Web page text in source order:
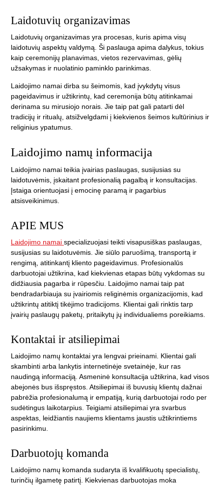
Laidotuvių organizavimas
Laidotuvių organizavimas yra procesas, kuris apima visų
laidotuvių aspektų valdymą. Ši paslauga apima dalykus, tokius
kaip ceremonijų planavimas, vietos rezervavimas, gėlių
užsakymas ir nuolatinio paminklo parinkimas.
Laidojimo namai dirba su šeimomis, kad įvykdytų visus
pageidavimus ir užtikrintų, kad ceremonija būtų atitinkamai
derinama su mirusiojo norais. Jie taip pat gali patarti dėl
tradicijų ir ritualų, atsižvelgdami į kiekvienos šeimos kultūrinius ir
religinius ypatumus.
Laidojimo namų informacija
Laidojimo namai teikia įvairias paslaugas, susijusias su
laidotuvėmis, įskaitant profesionalią pagalbą ir konsultacijas.
Įstaiga orientuojasi į emocinę paramą ir pagarbius
atsisveikinimus.
APIE MUS
Laidojimo namai specializuojasi teikti visapusiškas paslaugas,
susijusias su laidotuvėmis. Jie siūlo paruošimą, transportą ir
rengimą, atitinkantį kliento pageidavimus. Profesionalūs
darbuotojai užtikrina, kad kiekvienas etapas būtų vykdomas su
didžiausia pagarba ir rūpesčiu. Laidojimo namai taip pat
bendradarbiauja su įvairiomis religinėmis organizacijomis, kad
užtikrintų atitiktį tikėjimo tradicijoms. Klientai gali rinktis tarp
įvairių paslaugų paketų, pritaikytų jų individualiems poreikiams.
Kontaktai ir atsiliepimai
Laidojimo namų kontaktai yra lengvai prieinami. Klientai gali
skambinti arba lankytis internetinėje svetainėje, kur ras
naudingą informaciją. Asmeninė konsultacija užtikrina, kad visos
abejonės bus išspręstos. Atsiliepimai iš buvusių klientų dažnai
pabrėžia profesionalumą ir empatiją, kurią darbuotojai rodo per
sudėtingus laikotarpius. Teigiami atsiliepimai yra svarbus
aspektas, leidžiantis naujiems klientams jaustis užtikrintiems
pasirinkimu.
Darbuotojų komanda
Laidojimo namų komanda sudaryta iš kvalifikuotų specialistų,
turinčių ilgametę patirtį. Kiekvienas darbuotojas moka